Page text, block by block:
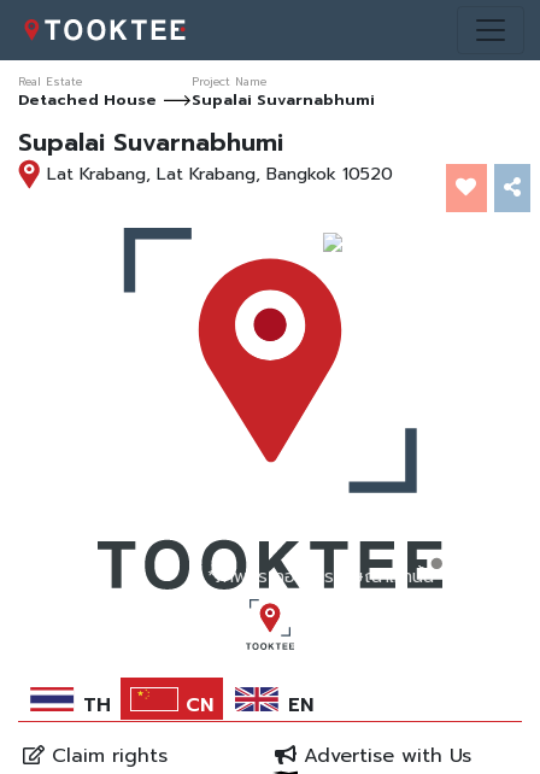
Real Estate
Detached House
Project Name
Supalai Suvarnabhumi
Supalai Suvarnabhumi
Lat Krabang, Lat Krabang, Bangkok 10520
*ภาพประกอบการโฆษณาเท่านั้น
TH CN
EN
Claim rights
Advertise with Us